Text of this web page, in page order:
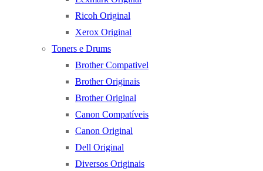
Ricoh Original
Xerox Original
Toners e Drums
Brother Compativel
Brother Originais
Brother Original
Canon Compatíveis
Canon Original
Dell Original
Diversos Originais